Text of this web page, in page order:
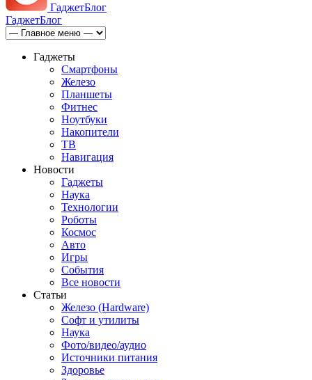
ГаджетБлог
ГаджетБлог
Гаджеты
Смартфоны
Железо
Планшеты
Фитнес
Ноутбуки
Накопители
ТВ
Навигация
Новости
Гаджеты
Наука
Технологии
Роботы
Космос
Авто
Игры
События
Все новости
Статьи
Железо (Hardware)
Софт и утилиты
Наука
Фото/видео/аудио
Источники питания
Здоровье